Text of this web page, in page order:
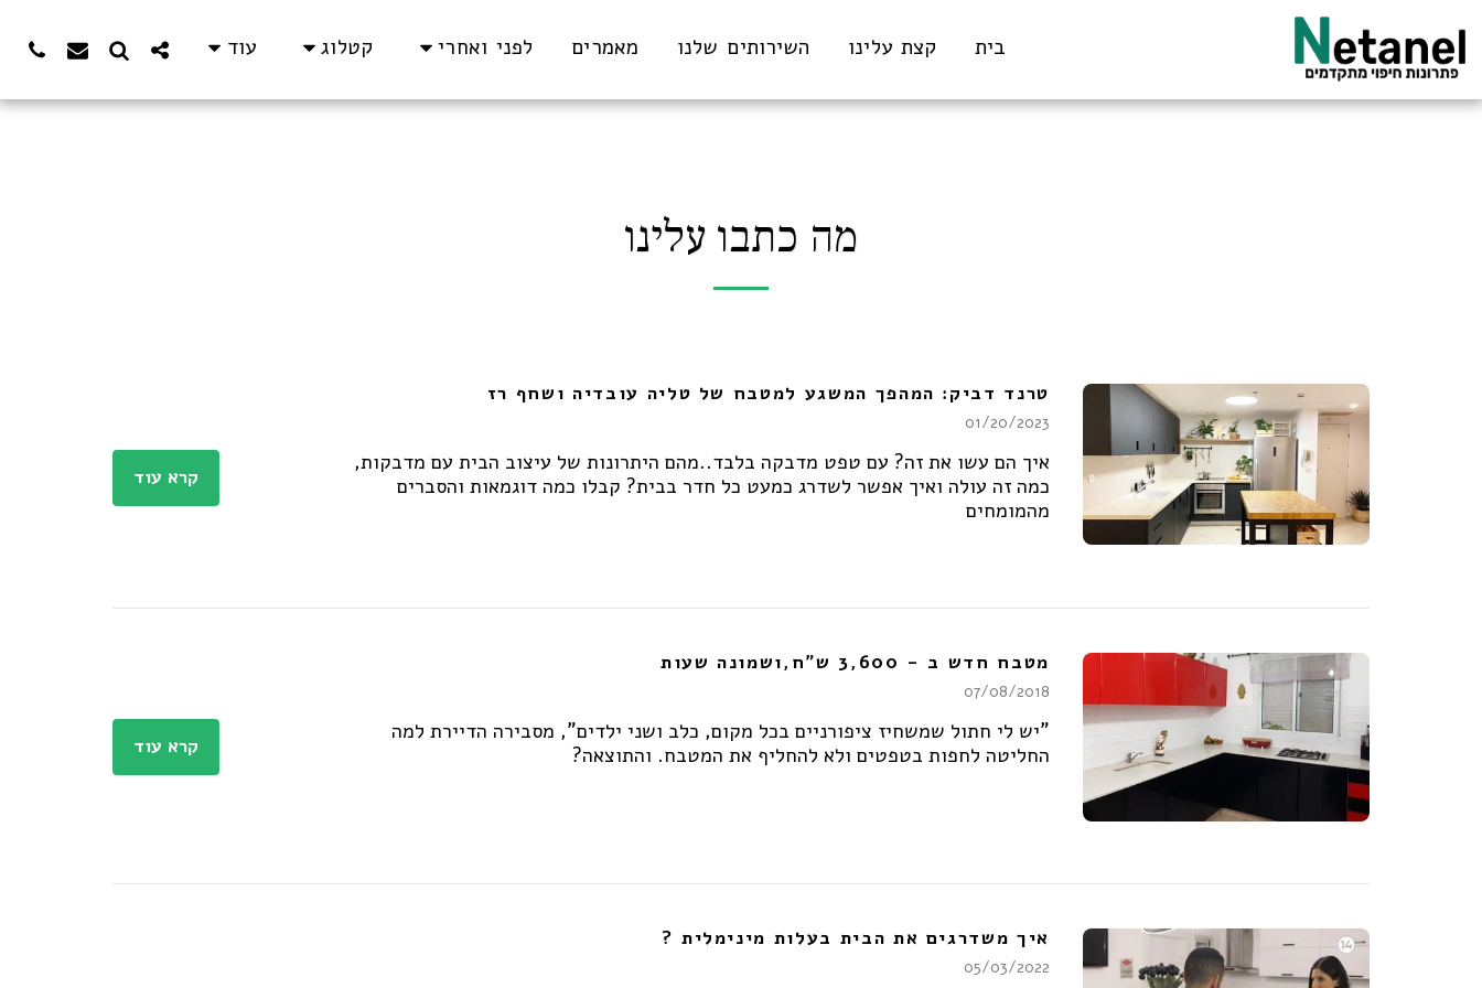
בית קצת עלינו השירותים שלנו מאמרים לפני ואחרי קטלוג עוד
מה כתבו עלינו
טרנד דביק: המהפך המשגע למטבח של טליה עובדיה ושחף רז
01/20/2023
איך הם עשו את זה? עם טפט מדבקה בלבד..מהם היתרונות של עיצוב הבית עם מדבקות,
כמה זה עולה ואיך אפשר לשדרג כמעט כל חדר בבית? קבלו כמה דוגמאות והסברים
מהמומחים
קרא עוד
מטבח חדש ב - 3,600 ש"ח,ושמונה שעות
07/08/2018
"יש לי חתול שמשחיז ציפורניים בכל מקום, כלב ושני ילדים", מסבירה הדיירת למה
החליטה לחפות בטפטים ולא להחליף את המטבח. והתוצאה?
קרא עוד
איך משדרגים את הבית בעלות מינימלית ?
05/03/2022